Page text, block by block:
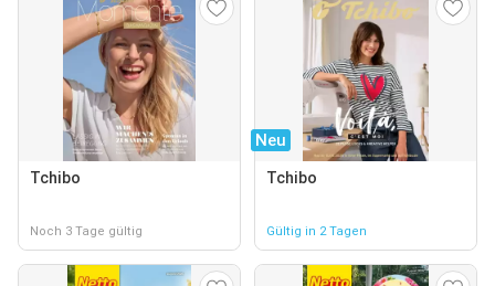
Tchibo
Noch 3 Tage gültig
Neu
Tchibo
Gültig in 2 Tagen